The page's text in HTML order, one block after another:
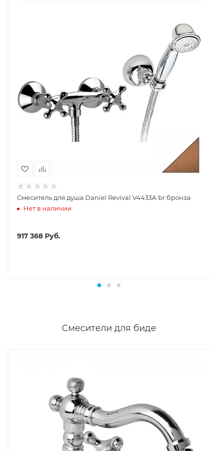
Смеситель для душа Daniel Revival V4433А br бронза
Нет в наличии
917 368 Руб.
Смесители для биде